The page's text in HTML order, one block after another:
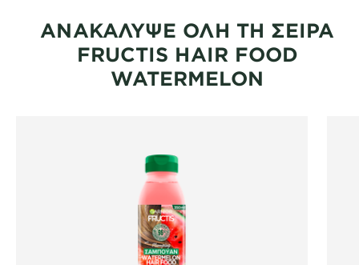
ΑΝΑΚΑΛΥΨΕ ΟΛΗ ΤΗ ΣΕΙΡΑ
FRUCTIS HAIR FOOD
WATERMELON